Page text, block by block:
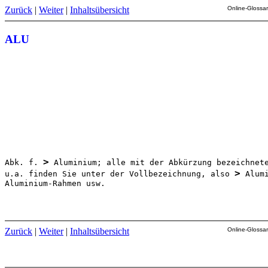
Zurück | Weiter| Inhaltsübersicht Online-
ALU
Abk. f. > Aluminium; alle mit der Abkürzung
u.a. finden Sie unter der Vollbezeichnung, also >
Aluminium-Rahmen usw.
Zurück | Weiter| Inhaltsübersicht Online-